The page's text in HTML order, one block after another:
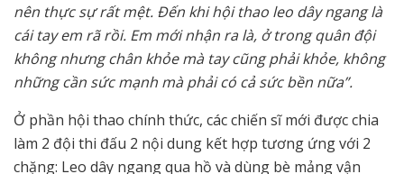
nên thực sự rất mệt. Đến khi hội thao leo dây ngang là
cái tay em rã rồi. Em mới nhận ra là, ở trong quân đội
không nhưng chân khỏe mà tay cũng phải khỏe, không
những cần sức mạnh mà phải có cả sức bền nữa”.
Ở phần hội thao chính thức, các chiến sĩ mới được chia
làm 2 đội thi đấu 2 nội dung kết hợp tương ứng với 2
chặng: Leo dây ngang qua hồ và dùng bè mảng vận